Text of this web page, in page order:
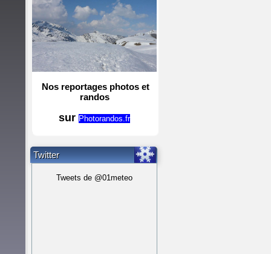
Nos reportages photos et
randos
sur Photorandos.fr
Twitter
Tweets de @01meteo